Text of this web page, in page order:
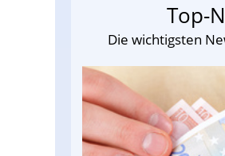
Top-
Die wichtigsten